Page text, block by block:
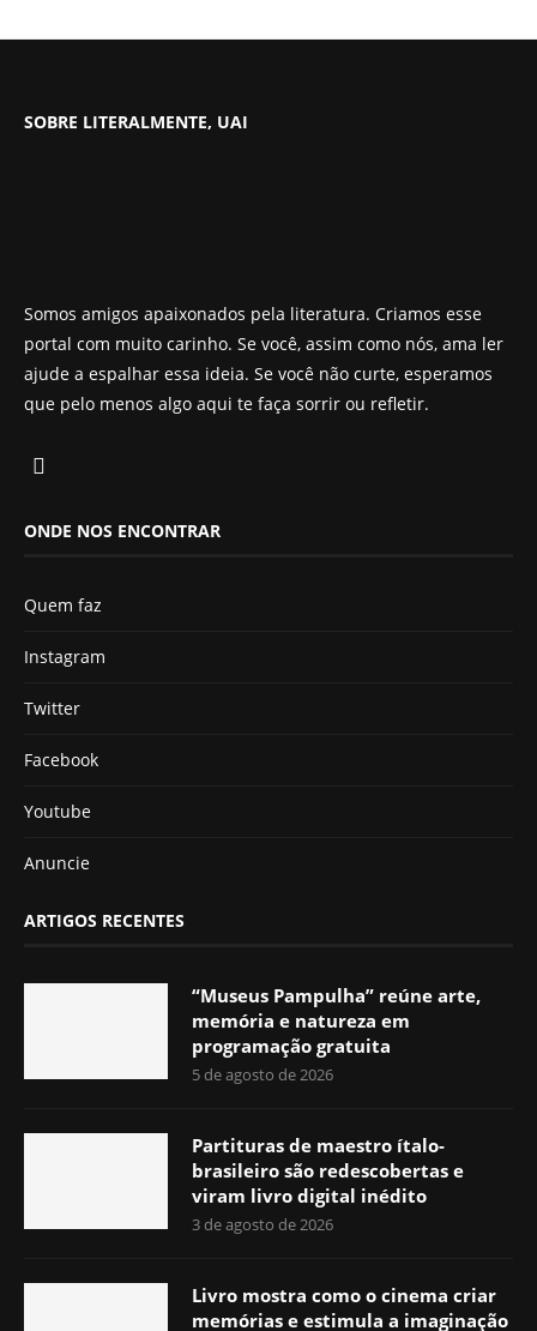
SOBRE LITERALMENTE, UAI
Somos amigos apaixonados pela literatura. Criamos esse
portal com muito carinho. Se você, assim como nós, ama ler
ajude a espalhar essa ideia. Se você não curte, esperamos
que pelo menos algo aqui te faça sorrir ou refletir.
ONDE NOS ENCONTRAR
Quem faz
Instagram
Twitter
Facebook
Youtube
Anuncie
ARTIGOS RECENTES
“Museus Pampulha” reúne arte,
memória e natureza em
programação gratuita
5 de agosto de 2026
Partituras de maestro ítalo-
brasileiro são redescobertas e
viram livro digital inédito
3 de agosto de 2026
Livro mostra como o cinema criar
memórias e estimula a imaginação